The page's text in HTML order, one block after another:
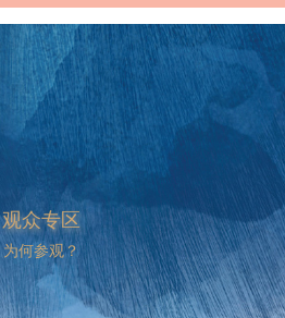
观众专区
为何参观？